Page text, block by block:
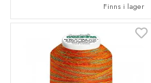
Finns i lager